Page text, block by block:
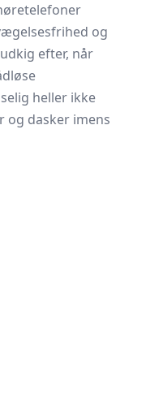
og
efter, når
heller ikke
dasker imens